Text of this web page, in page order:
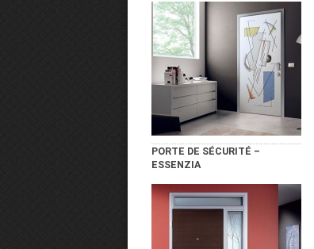
PORTE DE SÉCURITÉ –
ESSENZIA